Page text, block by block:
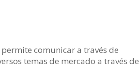
comunicar a través de
temas de mercado a través de